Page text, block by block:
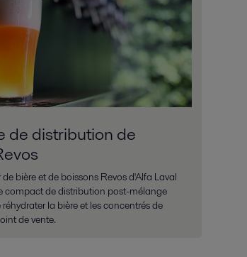
de distribution de
bière et de boissons Revos d'Alfa Laval
compact de distribution post-mélange
la bière et les concentrés de
de vente.